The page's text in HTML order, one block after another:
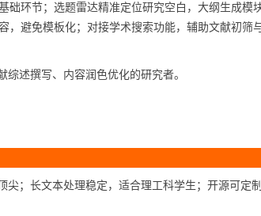
础环节；选题雷达精准定位研究空白，大纲生成模
，避免模板化；对接学术搜索功能，辅助文献初筛
述撰写、内容润色优化的研究者。
；长文本处理稳定，适合理工科学生；开源可定